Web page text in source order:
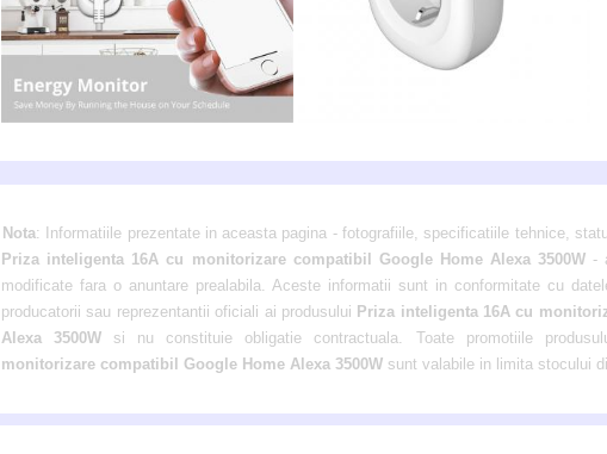
Nota: Informatiile prezentate in aceasta pagina - fotografiile, specificatiile tehnice,
Priza inteligenta 16A cu monitorizare compatibil Google Home Alexa 3500W -
modificate fara o anuntare prealabila. Aceste informatii sunt in conformitate cu
producatorii sau reprezentantii oficiali ai produsului Priza inteligenta 16A cu
Alexa 3500W si nu constituie obligatie contractuala. Toate promotiile
monitorizare compatibil Google Home Alexa 3500W sunt valabile in limita stocului